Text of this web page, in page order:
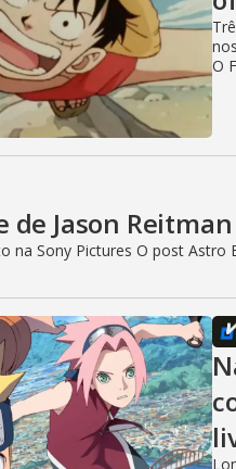
O
de Jason
na Sony Pictures O post